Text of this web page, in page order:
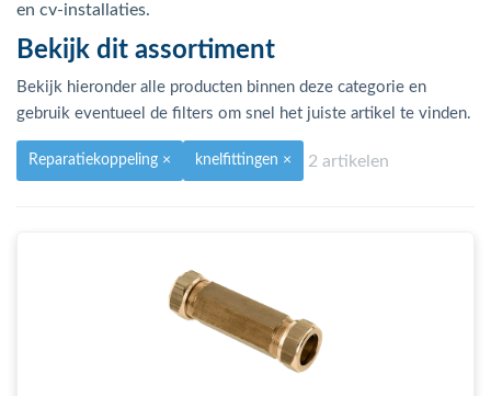
(Hemelwaterafvoer & riolering)
(Circulatiepompen, pompgroepen & verdelers)
(Installatiemateriaal)
(Rookkanalen)
(Zonneboilersets & onderdelen)
(Warmtepompen en warmtepompboilers)
en cv-installaties.
Bekijk dit assortiment
Bekijk hieronder alle producten binnen deze categorie en
gebruik eventueel de filters om snel het juiste artikel te vinden.
Reparatiekoppeling × knelfittingen × 2 artikelen